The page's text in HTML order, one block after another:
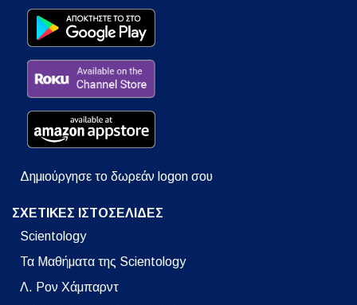
Δημιούργησε το δωρεάν logon σου
ΣΧΕΤΙΚΕΣ ΙΣΤΟΣΕΛΙΔΕΣ
Scientology
Τα Μαθήματα της Scientology
Λ. Ρον Χάμπαρντ